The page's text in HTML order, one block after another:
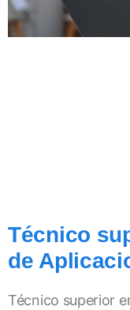
Técnico
de
Técnico superior